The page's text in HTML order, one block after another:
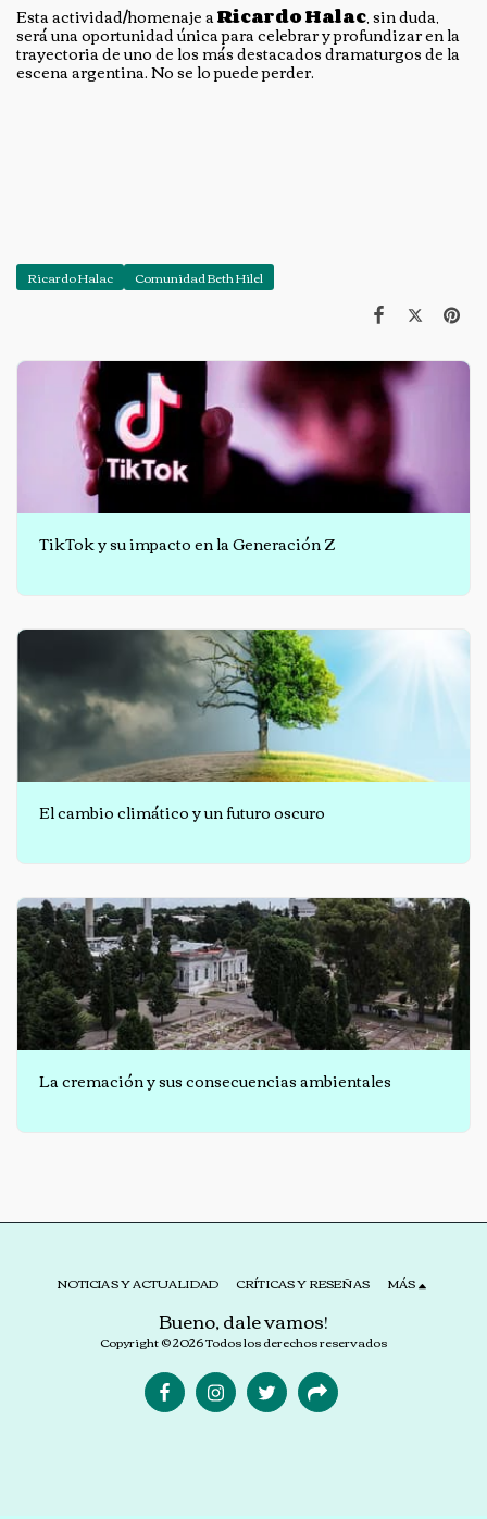
Esta actividad/homenaje aRicardo Halac, sin duda,
será una oportunidad única para celebrar y profundizar en la
trayectoria de uno de los más destacados dramaturgos de la
escena argentina. No se lo puede perder.
Ricardo Halac Comunidad Beth Hilel
TikTok y su impacto en la Generación Z
El cambio climático y un futuro oscuro
La cremación y sus consecuencias ambientales
Bueno, dale vamos!
Copyright © 2026 Todos los derechos reservados
NOTICIAS Y ACTUALIDAD CRÍTICAS Y RESEÑAS MÁS